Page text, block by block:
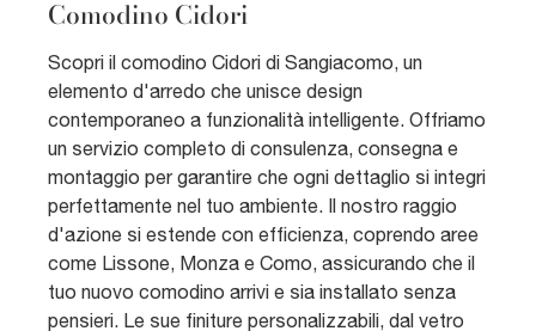
Comodino Cidori
Scopri il comodino Cidori di Sangiacomo, un
elemento d'arredo che unisce design
contemporaneo a funzionalità intelligente. Offriamo
un servizio completo di consulenza, consegna e
montaggio per garantire che ogni dettaglio si integri
perfettamente nel tuo ambiente. Il nostro raggio
d'azione si estende con efficienza, coprendo aree
come Lissone, Monza e Como, assicurando che il
tuo nuovo comodino arrivi e sia installato senza
pensieri. Le sue finiture personalizzabili, dal vetro